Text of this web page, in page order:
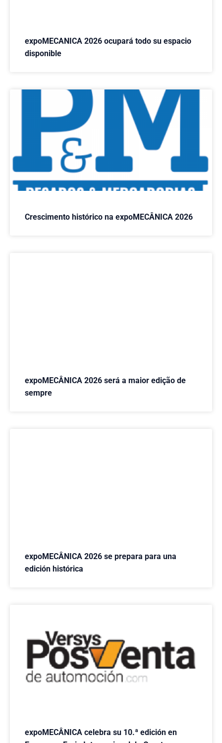
expoMECANICA 2026 ocupará todo su espacio
disponible
Crescimento histórico na expoMECÂNICA 2026
expoMECÂNICA 2026 será a maior edição de
sempre
expoMECÂNICA 2026 se prepara para una
edición histórica
expoMECÂNICA celebra su 10.ª edición en